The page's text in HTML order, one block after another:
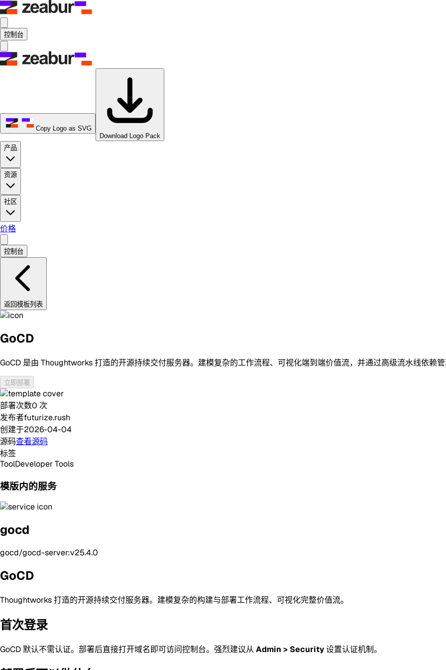
控制台
Copy Logo as SVG
Download Logo Pack
产品
资源
社区
价格
控制台
返回模板列表
GoCD
GoCD 是由 Thoughtworks 打造的开源持续交付服务器。建模复杂的工作流程、可视化端到端价值流，并通过高级流水线依赖管
立即部署
部署次数0 次
发布者futurize.rush
创建于2026-04-04
源码查看源码
标签
ToolDeveloper Tools
模版内的服务
gocd
gocd/gocd-server:v25.4.0
GoCD
Thoughtworks 打造的开源持续交付服务器。建模复杂的构建与部署工作流程、可视化完整价值流。
首次登录
GoCD 默认不需认证。部署后直接打开域名即可访问控制台。强烈建议从 Admin > Security设置认证机制。